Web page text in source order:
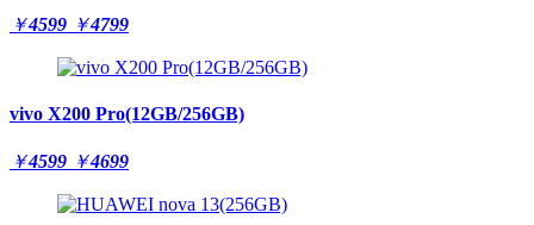
￥4599 ￥4799
vivo X200 Pro(12GB/256GB)
￥4599 ￥4699